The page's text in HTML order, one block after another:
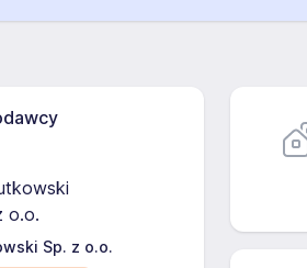
Sp. z o.o.